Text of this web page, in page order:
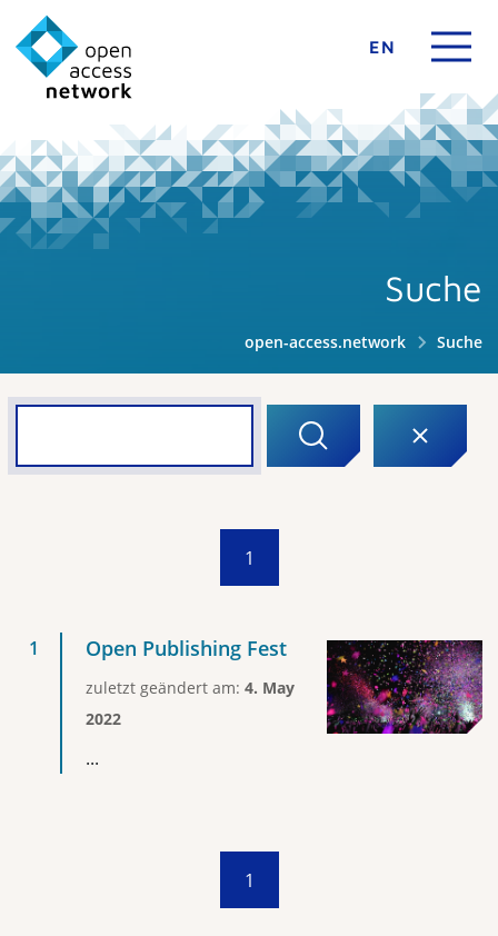
EN
Suche
open-access.network Suche
1
Open Publishing Fest
zuletzt geändert am: 4. May
2022
...
1